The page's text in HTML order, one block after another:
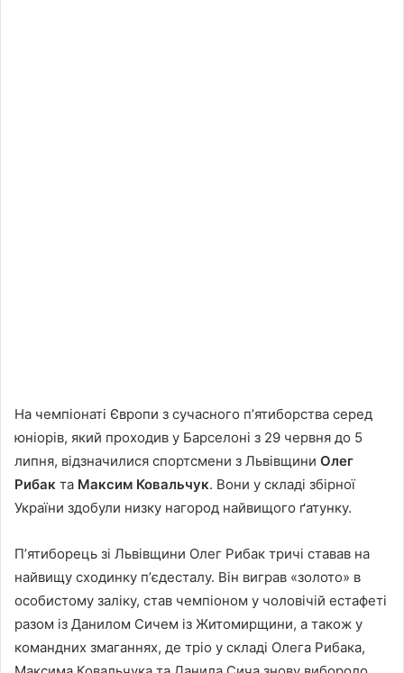
На чемпіонаті Європи з сучасного пʼятиборства серед
юніорів, який проходив у Барселоні з 29 червня до 5
липня, відзначилися спортсмени з Львівщини Олег
Рибак та Максим Ковальчук. Вони у складі збірної
України здобули низку нагород найвищого ґатунку.
Пʼятиборець зі Львівщини Олег Рибак тричі ставав на
найвищу сходинку пʼєдесталу. Він виграв «золото» в
особистому заліку, став чемпіоном у чоловічій естафеті
разом із Данилом Сичем із Житомирщини, а також у
командних змаганнях, де тріо у складі Олега Рибака,